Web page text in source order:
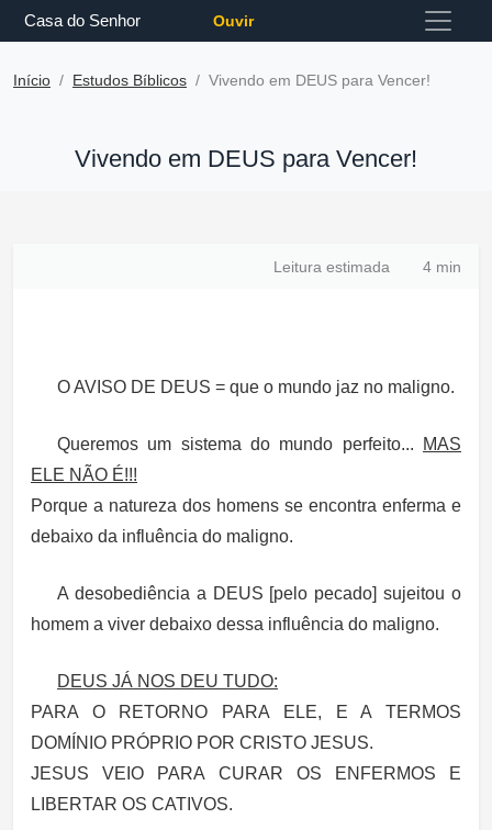
Casa do Senhor Ouvir
Início Estudos Bíblicos Vivendo em DEUS para Vencer!
Vivendo em DEUS para Vencer!
Leitura estimada 4 min
O AVISO DE DEUS = que o mundo jaz no maligno.
Queremos um sistema do mundo perfeito...
MAS
ELE NÃO É!!!
Porque a natureza dos homens se encontra enferma e
debaixo da influência do maligno.
A desobediência a DEUS [pelo pecado] sujeitou o
homem a viver debaixo dessa influência do maligno.
DEUS JÁ NOS DEU TUDO:
PARA O RETORNO PARA ELE, E A TERMOS
DOMÍNIO PRÓPRIO POR CRISTO JESUS.
JESUS VEIO PARA CURAR OS ENFERMOS E
LIBERTAR OS CATIVOS.